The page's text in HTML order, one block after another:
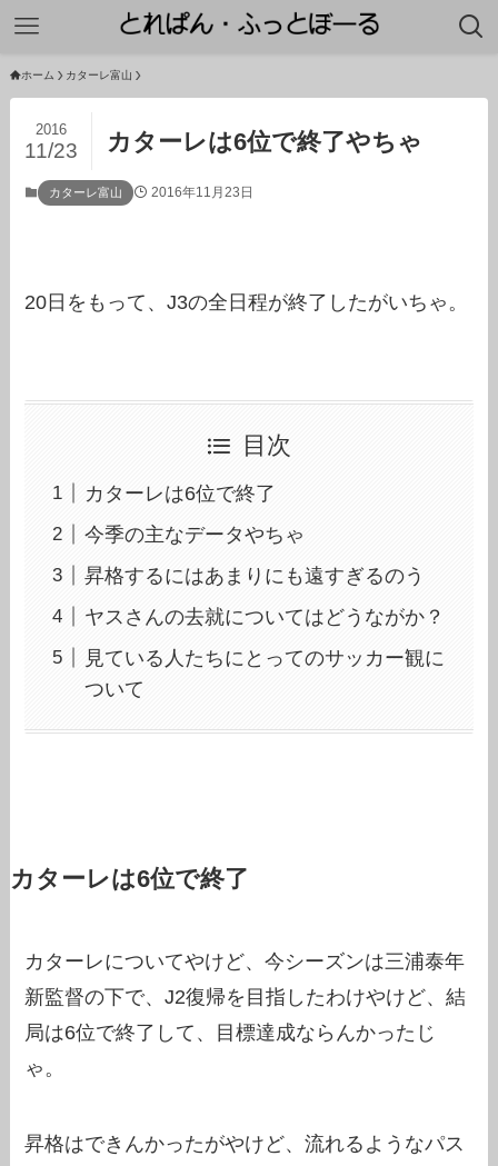
ホーム カターレ富山
カターレは6位で終了やちゃ
2016
11/23
カターレ富山 2016年11月23日
20日をもって、J3の全日程が終了したがいちゃ。
目次
カターレは6位で終了
今季の主なデータやちゃ
昇格するにはあまりにも遠すぎるのう
ヤスさんの去就についてはどうながか？
見ている人たちにとってのサッカー観に
ついて
カターレは6位で終了
カターレについてやけど、今シーズンは三浦泰年
新監督の下で、J2復帰を目指したわけやけど、結
局は6位で終了して、目標達成ならんかったじ
ゃ。
昇格はできんかったがやけど、流れるようなパス